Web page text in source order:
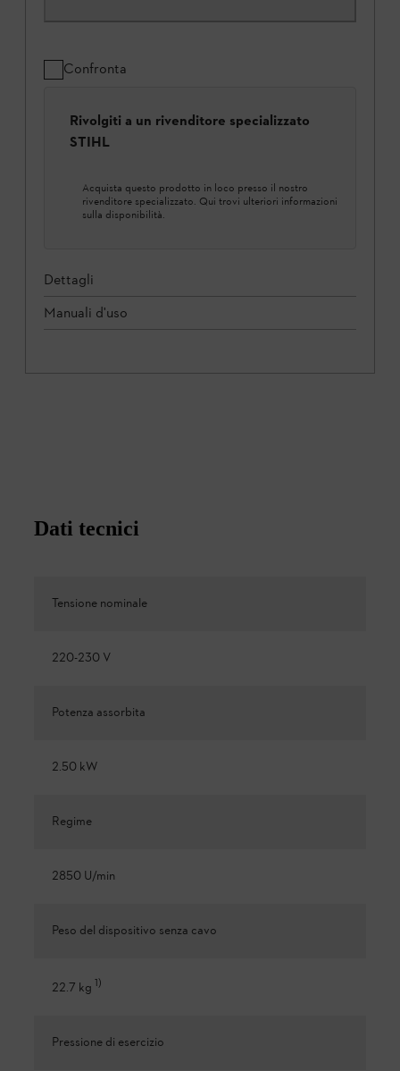
Confronta
Rivolgiti a un rivenditore specializzato
STIHL
Acquista questo prodotto in loco presso il nostro
rivenditore specializzato. Qui trovi ulteriori informazioni
sulla disponibilità.
Dettagli
Manuali d'uso
Dati tecnici
Tensione nominale
220-230 V
Potenza assorbita
2.50 kW
Regime
2850 U/min
Peso del dispositivo senza cavo
22.7 kg 1)
Pressione di esercizio